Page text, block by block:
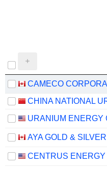
CAMECO
URANIUM ENERGY
AYA GOLD &